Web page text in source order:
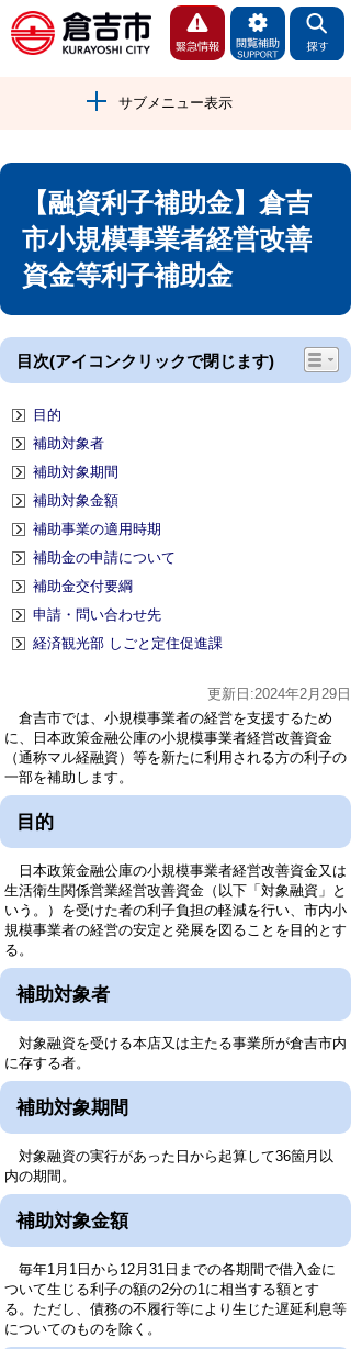
サブメニュー表示
【融資利子補助金】倉吉
市小規模事業者経営改善
資金等利子補助金
目次(アイコンクリックで閉じます)
目的
補助対象者
補助対象期間
補助対象金額
補助事業の適用時期
補助金の申請について
補助金交付要綱
申請・問い合わせ先
経済観光部 しごと定住促進課
更新日:2024年2月29日
倉吉市では、小規模事業者の経営を支援するため
に、日本政策金融公庫の小規模事業者経営改善資金
（通称マル経融資）等を新たに利用される方の利子の
一部を補助します。
目的
日本政策金融公庫の小規模事業者経営改善資金又は
生活衛生関係営業経営改善資金（以下「対象融資」と
いう。）を受けた者の利子負担の軽減を行い、市内小
規模事業者の経営の安定と発展を図ることを目的とす
る。
補助対象者
対象融資を受ける本店又は主たる事業所が倉吉市内
に存する者。
補助対象期間
対象融資の実行があった日から起算して36箇月以
内の期間。
補助対象金額
毎年1月1日から12月31日までの各期間で借入金に
ついて生じる利子の額の2分の1に相当する額とす
る。ただし、債務の不履行等により生じた遅延利息等
についてのものを除く。